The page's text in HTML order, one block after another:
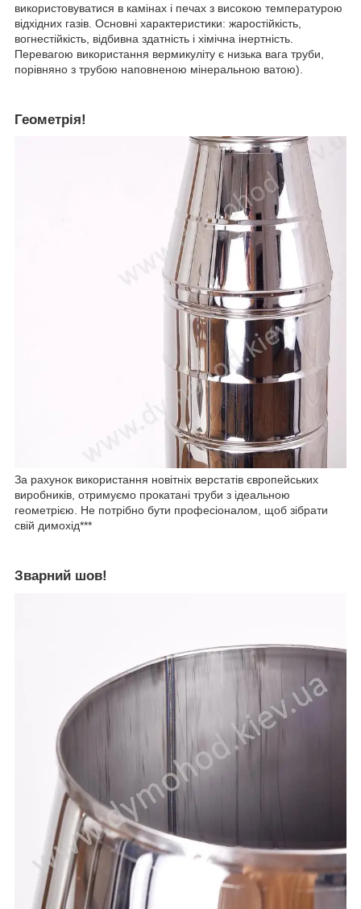
використовуватися в камінах і печах з високою температурою
відхідних газів. Основні характеристики: жаростійкість,
вогнестійкість, відбивна здатність і хімічна інертність.
Перевагою використання вермикуліту є низька вага труби,
порівняно з трубою наповненою мінеральною ватою).
Геометрія!
За рахунок використання новітніх верстатів європейських
виробників, отримуємо прокатані труби з ідеальною
геометрією. Не потрібно бути професіоналом, щоб зібрати
свій димохід***
Зварний шов!